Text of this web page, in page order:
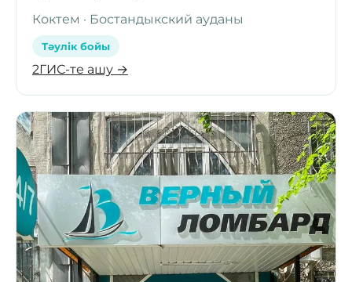
Коктем · Бостандыкский ауданы
Тәулік бойы
2ГИС-те ашу →